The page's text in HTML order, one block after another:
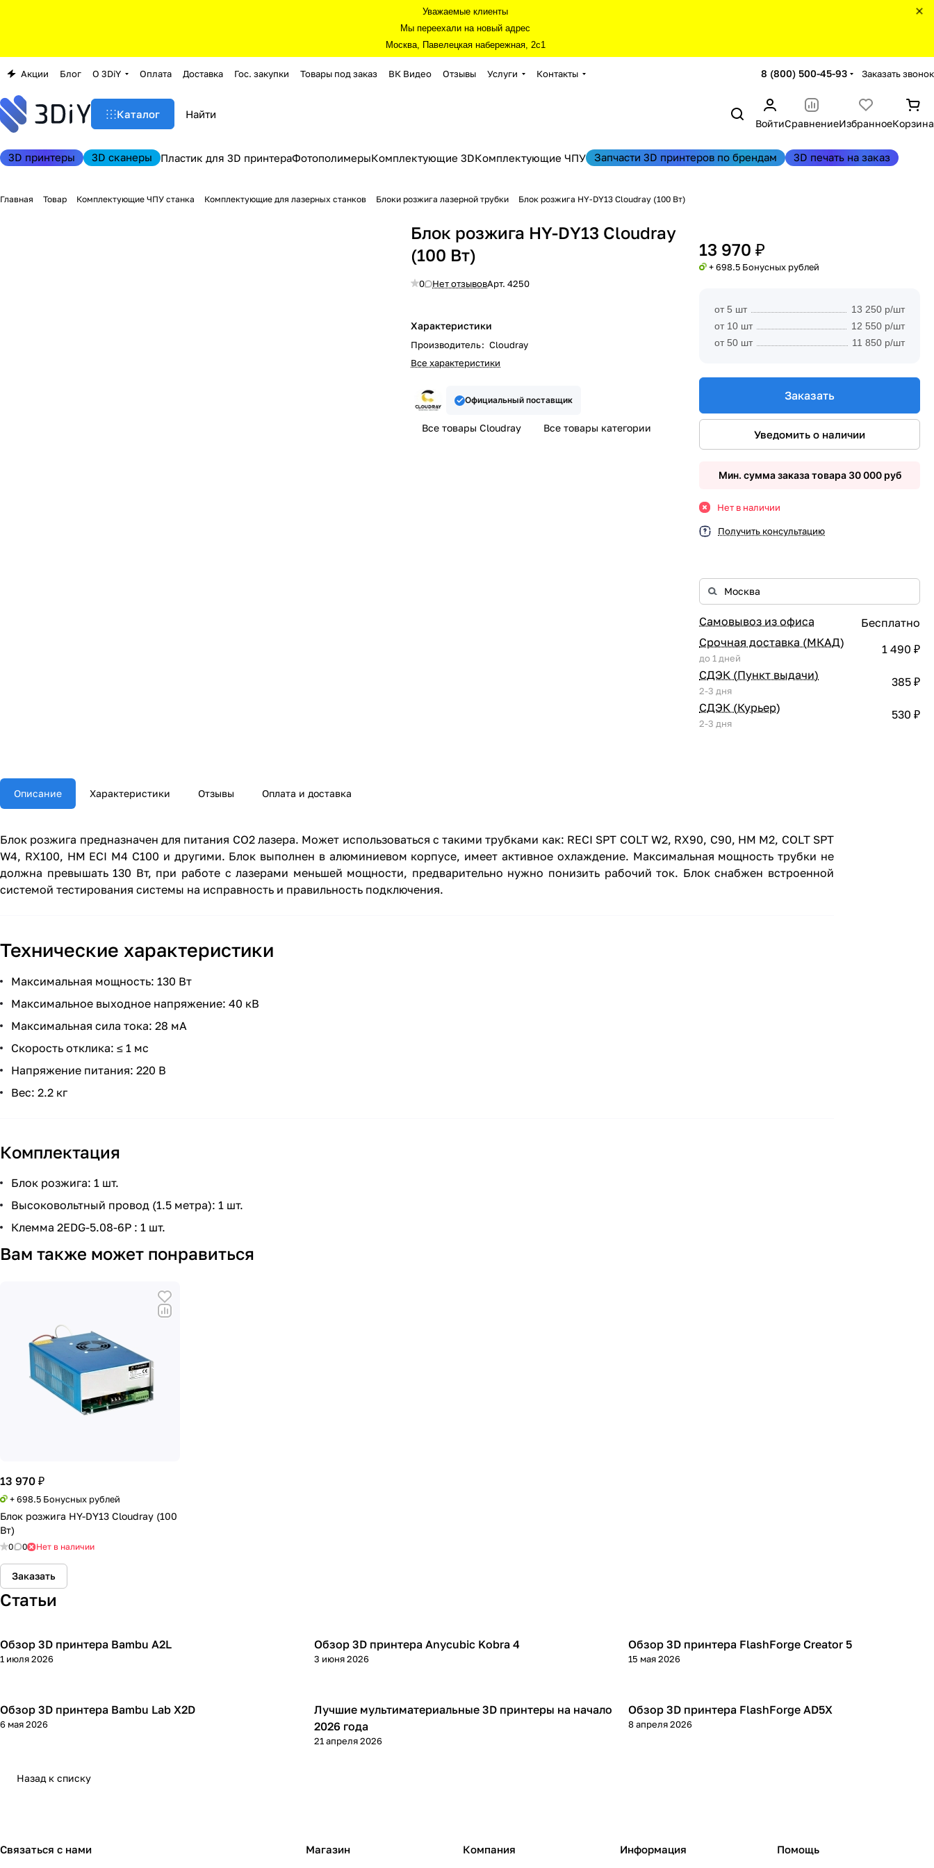
Уважаемые клиенты
Мы переехали на новый адрес
Москва, Павелецкая набережная, 2с1
Акции Блог О 3DiY Оплата Доставка Гос. закупки Товары под заказ ВК Видео Отзывы Услуги Контакты 8 (800) 500-45-93 Заказать звонок
Каталог
ВойтиСравнениеИзбранноеКорзина
3D принтеры 3D сканеры Пластик для 3D принтераФотополимерыКомплектующие 3DКомплектующие ЧПУ Запчасти 3D принтеров по брендам 3D печать на заказ
Главная Товар Комплектующие ЧПУ станка Комплектующие для лазерных станков Блоки розжига лазерной трубки Блок розжига HY-DY13 Cloudray (100 Вт)
Блок розжига HY-DY13 Cloudray
(100 Вт)
0 Нет отзывовАрт.4250
Характеристики
Производитель: Cloudray
Все характеристики
Официальный поставщик
Все товары Cloudray Все товары категории
13 970 ₽
+ 698.5 Бонусных рублей
от 5 шт
13 250 р/шт
от 10 шт
12 550 р/шт
от 50 шт
11 850 р/шт
Заказать
Уведомить о наличии
Мин. сумма заказа товара 30 000 руб
Нет в наличии
Получить консультацию
Самовывоз из офиса
Бесплатно
Срочная доставка (МКАД)
до 1 дней
1 490 ₽
СДЭК (Пункт выдачи)
2-3 дня
385 ₽
СДЭК (Курьер)
2-3 дня
530 ₽
Описание Характеристики Отзывы Оплата и доставка
Блок розжига предназначен для питания CO2 лазера. Может использоваться с такими трубками как: RECI SPT COLT W2, RX90, C90, HM M2, COLT SPT
W4, RX100, HM ECI M4 C100 и другими. Блок выполнен в алюминиевом корпусе, имеет активное охлаждение. Максимальная мощность трубки не
должна превышать 130 Вт, при работе с лазерами меньшей мощности, предварительно нужно понизить рабочий ток. Блок снабжен встроенной
системой тестирования системы на исправность и правильность подключения.
Технические характеристики
Максимальная мощность: 130 Вт
Максимальное выходное напряжение: 40 кВ
Максимальная сила тока: 28 мА
Скорость отклика: ≤ 1 мс
Напряжение питания: 220 В
Вес: 2.2 кг
Комплектация
Блок розжига: 1 шт.
Высоковольтный провод (1.5 метра): 1 шт.
Клемма 2EDG-5.08-6P : 1 шт.
Вам также может понравиться
13 970 ₽
+ 698.5 Бонусных рублей
Блок розжига HY-DY13 Cloudray (100
Вт)
0 0 Нет в наличии
Заказать
Статьи
3D принтеры
Обзор 3D принтера Bambu A2L
1 июля 2026
3D принтеры
Обзор 3D принтера Anycubic Kobra 4
3 июня 2026
3D принтеры
Обзор 3D принтера FlashForge Creator 5
15 мая 2026
3D принтеры
Обзор 3D принтера Bambu Lab X2D
6 мая 2026
3D принтеры
Лучшие мультиматериальные 3D принтеры на начало
2026 года
21 апреля 2026
3D принтеры
Обзор 3D принтера FlashForge AD5X
8 апреля 2026
Назад к списку
Связаться с нами Магазин Компания Информация Помощь